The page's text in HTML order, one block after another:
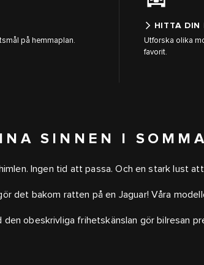
på hemmaplan.
HITTA DIN
Utforska olika
favorit.
SINNEN I
Ingen tid att passa. Och en stark lust
det bakom ratten på en Jaguar! Våra
den obeskrivliga frihetskänslan gör bilresan